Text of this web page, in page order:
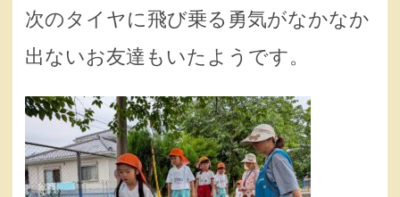
次のタイヤに飛び乗る勇気がなかなか
出ないお友達もいたようです。